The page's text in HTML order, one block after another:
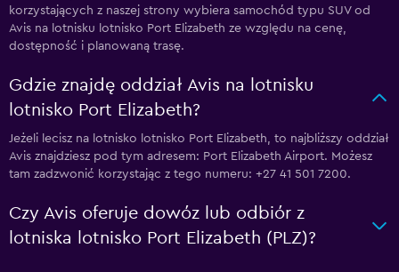
korzystających z naszej strony wybiera samochód typu SUV od
Avis na lotnisku lotnisko Port Elizabeth ze względu na cenę,
dostępność i planowaną trasę.
Gdzie znajdę oddział Avis na lotnisku
lotnisko Port Elizabeth?
Jeżeli lecisz na lotnisko lotnisko Port Elizabeth, to najbliższy oddział
Avis znajdziesz pod tym adresem: Port Elizabeth Airport. Możesz
tam zadzwonić korzystając z tego numeru: +27 41 501 7200.
Czy Avis oferuje dowóz lub odbiór z
lotniska lotnisko Port Elizabeth (PLZ)?